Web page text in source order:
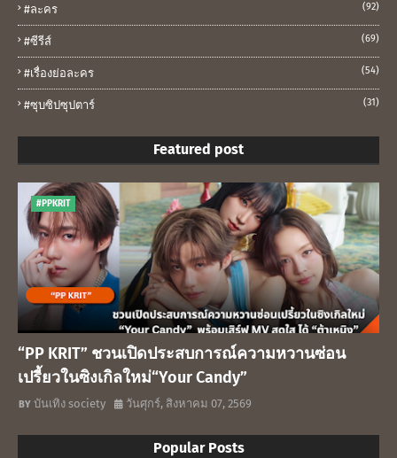
#ละคร (92)
#ซีรีส์ (69)
#เรื่องย่อละคร (54)
#ซุบซิปซุปตาร์ (31)
Featured post
#PPKRIT
“PP KRIT” ชวนเปิดประสบการณ์ความหวานซ่อน
เปรี้ยวในซิงเกิลใหม่“Your Candy”
บันเทิง society วันศุกร์, สิงหาคม 07, 2569
Popular Posts